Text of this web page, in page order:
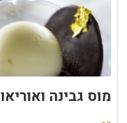
מוס גבינה ואוריאו